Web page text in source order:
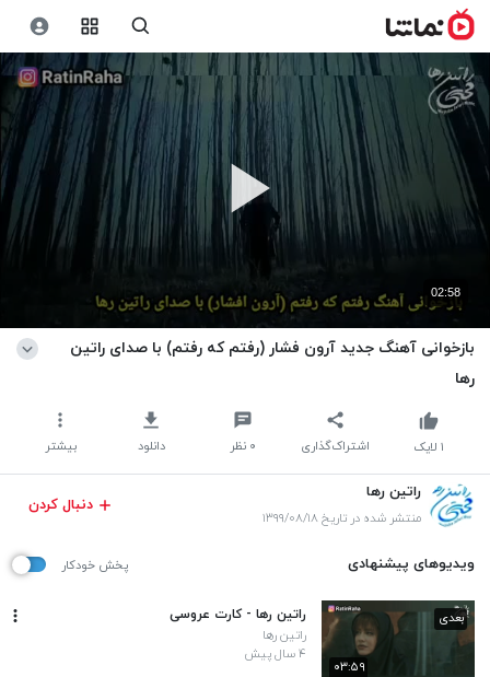
02:58
بازخوانی آهنگ جدید آرون فشار (رفتم که رفتم) با صدای راتین
رها
اشتراک‌گذاری ۰ نظر دانلود بیشتر ۱ لایک
راتین رها
منتشر شده در تاریخ ۱۳۹۹/۰۸/۱۸
دنبال کردن
ویدیوهای پیشنهادی پخش خودکار
۰۳:۵۹
بعدی راتین رها - کارت عروسی
راتین رها
۴ سال پیش